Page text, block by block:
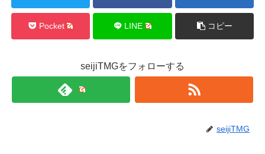
Pocket LINE コピー
seijiTMGをフォローする
seijiTMG